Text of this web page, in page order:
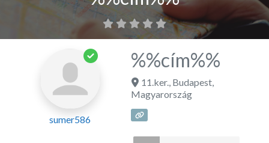
sumer586
%%cím%%
11.ker., Budapest,
Magyarország